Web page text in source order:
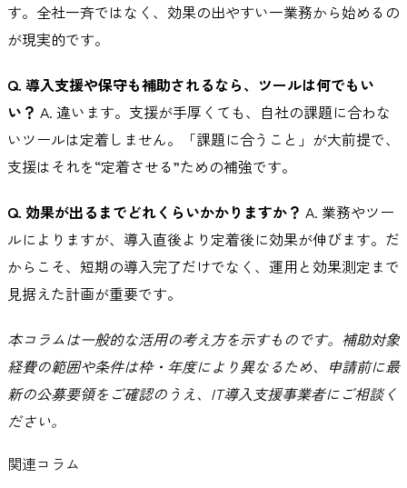
す。全社一斉ではなく、効果の出やすい一業務から始めるの
が現実的です。
Q. 導入支援や保守も補助されるなら、ツールは何でもい
い？ A. 違います。支援が手厚くても、自社の課題に合わな
いツールは定着しません。「課題に合うこと」が大前提で、
支援はそれを“定着させる”ための補強です。
Q. 効果が出るまでどれくらいかかりますか？ A. 業務やツー
ルによりますが、導入直後より定着後に効果が伸びます。だ
からこそ、短期の導入完了だけでなく、運用と効果測定まで
見据えた計画が重要です。
本コラムは一般的な活用の考え方を示すものです。補助対象
経費の範囲や条件は枠・年度により異なるため、申請前に最
新の公募要領をご確認のうえ、IT導入支援事業者にご相談く
ださい。
関連コラム